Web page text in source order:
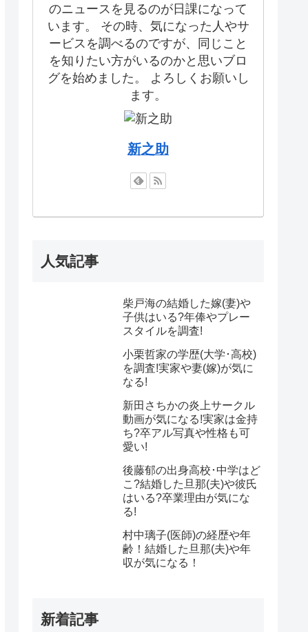
のニュースを見るのが日課になって
います。 その時、気になった人やサ
ービスを調べるのですが、同じこと
を知りたい方がいるのかと思いブロ
グを始めました。 よろしくお願いし
ます。
新之助
人気記事
柴戸海の結婚した嫁(妻)や
子供はいる?年俸やプレー
スタイルを調査!
小栗哲家の学歴(大学･高校)
を調査!実家や妻(嫁)が気に
なる!
新田さちかの炎上サークル
動画が気になる!実家は金持
ち?卒アル写真や性格も可
愛い!
後藤郁の出身高校･中学はど
こ?結婚した旦那(夫)や彼氏
はいる?卒業理由が気にな
る!
村中璃子(医師)の経歴や年
齢！結婚した旦那(夫)や年
収が気になる！
新着記事